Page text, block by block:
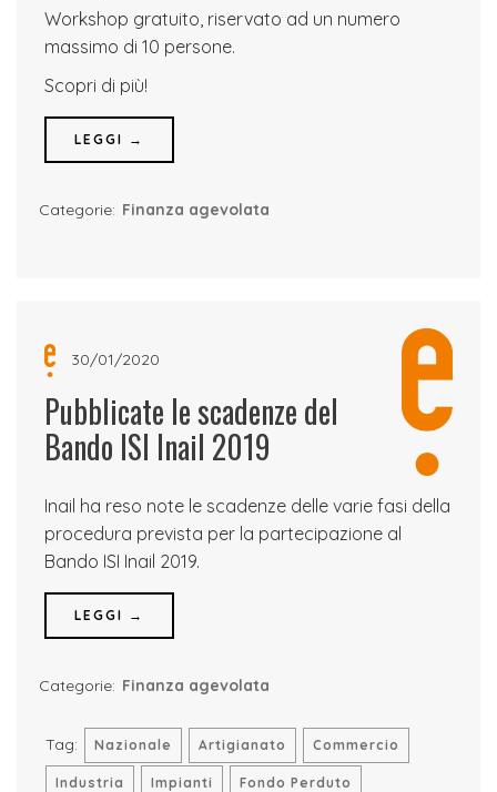
Workshop gratuito, riservato ad un numero
massimo di 10 persone.
Scopri di più!
LEGGI →
Categorie: Finanza agevolata
30/01/2020
Pubblicate le scadenze del
Bando ISI Inail 2019
Inail ha reso note le scadenze delle varie fasi della
procedura prevista per la partecipazione al
Bando ISI Inail 2019.
LEGGI →
Categorie: Finanza agevolata
Tag: Nazionale Artigianato Commercio
Industria Impianti Fondo Perduto